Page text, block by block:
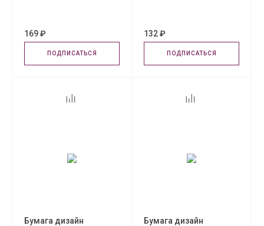
169 ₽
ПОДПИСАТЬСЯ
132 ₽
ПОДПИСАТЬСЯ
Бумага дизайн
Бумага дизайн